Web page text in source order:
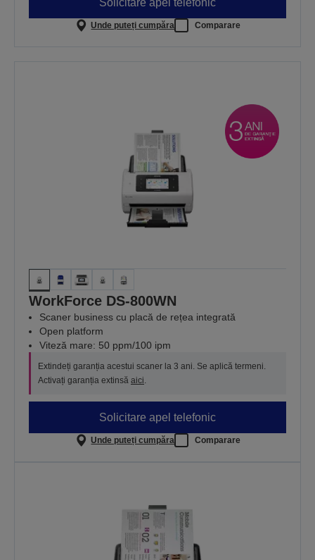
Unde puteți cumpăra Comparare
WorkForce DS-800WN
Scaner business cu placă de rețea integrată
Open platform
Viteză mare: 50 ppm/100 ipm
Extindeți garanția acestui scaner la 3 ani. Se aplică termeni.
Activați garanția extinsă aici.
Solicitare apel telefonic
Unde puteți cumpăra Comparare